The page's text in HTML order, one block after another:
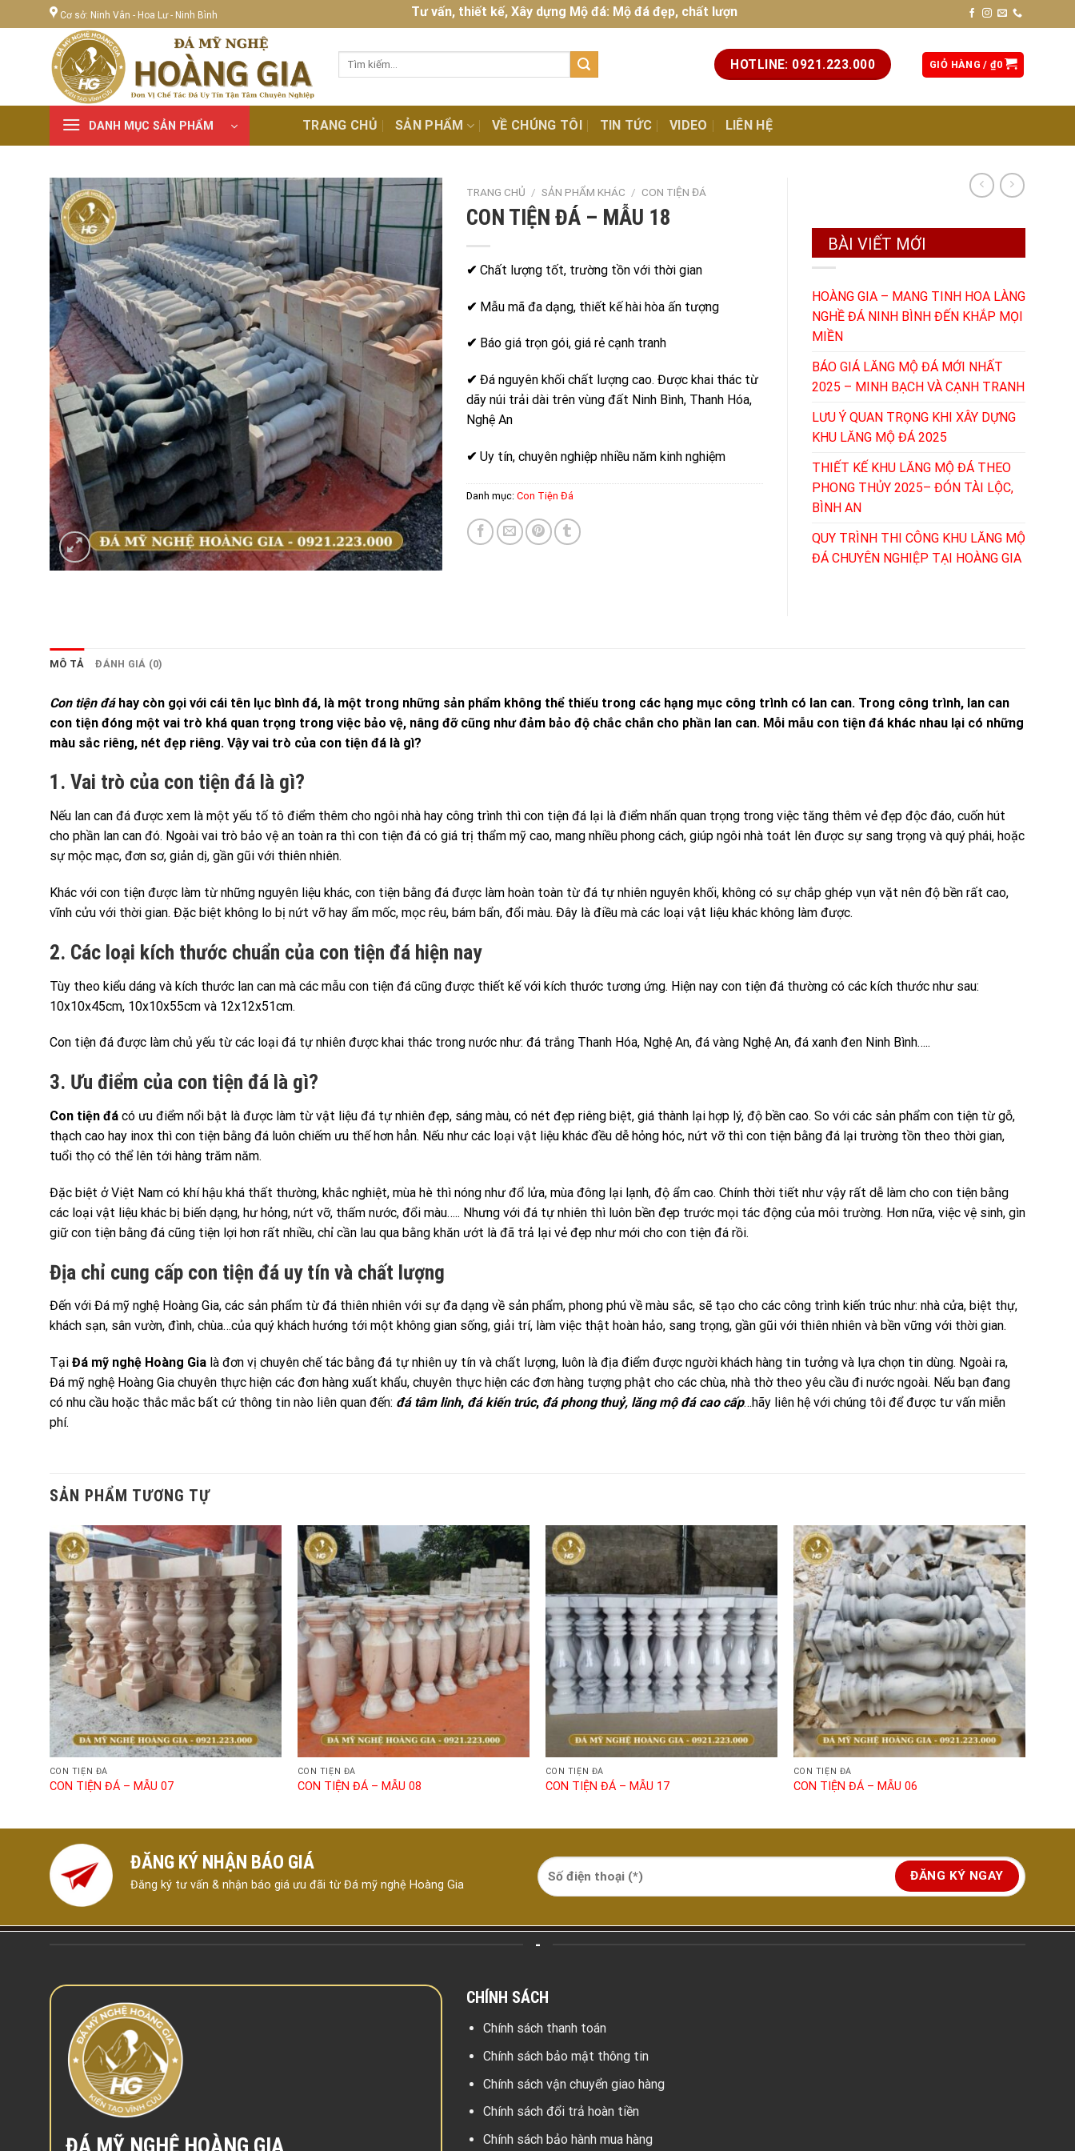
to
Cơ sở: Ninh Vân - Hoa Lư - Ninh Bình Tư vấn, thiết kế, Xây dựng Mộ đá: Mộ đá đẹp, chất lượng cao, chuẩn phong thủy. Liên hệ hotline: 0921.223.000 (để
Tìm
HOTLINE: 0921.223.000 GIỎ HÀNG /₫0
DANH MỤC SẢN PHẨM TRANG CHỦ SẢN PHẨM VỀ CHÚNG TÔI TIN TỨC VIDEO LIÊN HỆ
TRANG CHỦ / SẢN PHẨM KHÁC / CON TIỆN ĐÁ
CON TIỆN ĐÁ – MẪU 18
✔ Chất lượng tốt, trường tồn với thời gian
✔ Mẫu mã đa dạng, thiết kế hài hòa ấn tượng
✔ Báo giá trọn gói, giá rẻ cạnh tranh
✔ Đá nguyên khối chất lượng cao. Được khai thác từ
dãy núi trải dài trên vùng đất Ninh Bình, Thanh Hóa,
Nghệ An
✔ Uy tín, chuyên nghiệp nhiều năm kinh nghiệm
Danh mục: Con Tiện Đá
BÀI VIẾT MỚI
HOÀNG GIA – MANG TINH HOA LÀNG
NGHỀ ĐÁ NINH BÌNH ĐẾN KHẮP MỌI
MIỀN
BÁO GIÁ LĂNG MỘ ĐÁ MỚI NHẤT
2025 – MINH BẠCH VÀ CẠNH TRANH
LƯU Ý QUAN TRỌNG KHI XÂY DỰNG
KHU LĂNG MỘ ĐÁ 2025
THIẾT KẾ KHU LĂNG MỘ ĐÁ THEO
PHONG THỦY 2025– ĐÓN TÀI LỘC,
BÌNH AN
QUY TRÌNH THI CÔNG KHU LĂNG MỘ
ĐÁ CHUYÊN NGHIỆP TẠI HOÀNG GIA
MÔ TẢ ĐÁNH GIÁ (0)
Con tiện đáhay còn gọi với cái tên lục bình đá, là một trong những sản phẩm không thể thiếu trong các hạng mục công trình có lan can. Trong công trình, lan can
con tiện đóng một vai trò khá quan trọng trong việc bảo vệ, nâng đỡ cũng như đảm bảo độ chắc chắn cho phần lan can. Mỗi mẫu con tiện đá khác nhau lại có những
màu sắc riêng, nét đẹp riêng. Vậy vai trò của con tiện đá là gì?
1. Vai trò của con tiện đá là gì?
Nếu lan can đá được xem là một yếu tố tô điểm thêm cho ngôi nhà hay công trình thì con tiện đá lại là điểm nhấn quan trọng trong việc tăng thêm vẻ đẹp độc đáo, cuốn hút
cho phần lan can đó. Ngoài vai trò bảo vệ an toàn ra thì con tiện đá có giá trị thẩm mỹ cao, mang nhiều phong cách, giúp ngôi nhà toát lên được sự sang trọng và quý phái, hoặc
sự mộc mạc, đơn sơ, giản dị, gần gũi với thiên nhiên.
Khác với con tiện được làm từ những nguyên liệu khác, con tiện bằng đá được làm hoàn toàn từ đá tự nhiên nguyên khối, không có sự chắp ghép vụn vặt nên độ bền rất cao,
vĩnh cửu với thời gian. Đặc biệt không lo bị nứt vỡ hay ẩm mốc, mọc rêu, bám bẩn, đổi màu. Đây là điều mà các loại vật liệu khác không làm được.
2. Các loại kích thước chuẩn của con tiện đá hiện nay
Tùy theo kiểu dáng và kích thước lan can mà các mẫu con tiện đá cũng được thiết kế với kích thước tương ứng. Hiện nay con tiện đá thường có các kích thước như sau:
10x10x45cm, 10x10x55cm và 12x12x51cm.
Con tiện đá được làm chủ yếu từ các loại đá tự nhiên được khai thác trong nước như: đá trắng Thanh Hóa, Nghệ An, đá vàng Nghệ An, đá xanh đen Ninh Bình…..
3. Ưu điểm của con tiện đá là gì?
Con tiện đá có ưu điểm nổi bật là được làm từ vật liệu đá tự nhiên đẹp, sáng màu, có nét đẹp riêng biệt, giá thành lại hợp lý, độ bền cao. So với các sản phẩm con tiện từ gỗ,
thạch cao hay inox thì con tiện bằng đá luôn chiếm ưu thế hơn hẳn. Nếu như các loại vật liệu khác đều dễ hỏng hóc, nứt vỡ thì con tiện bằng đá lại trường tồn theo thời gian,
tuổi thọ có thể lên tới hàng trăm năm.
Đặc biệt ở Việt Nam có khí hậu khá thất thường, khắc nghiệt, mùa hè thì nóng như đổ lửa, mùa đông lại lạnh, độ ẩm cao. Chính thời tiết như vậy rất dễ làm cho con tiện bằng
các loại vật liệu khác bị biến dạng, hư hỏng, nứt vỡ, thấm nước, đổi màu….. Nhưng với đá tự nhiên thì luôn bền đẹp trước mọi tác động của môi trường. Hơn nữa, việc vệ sinh, gìn
giữ con tiện bằng đá cũng tiện lợi hơn rất nhiều, chỉ cần lau qua bằng khăn ướt là đã trả lại vẻ đẹp như mới cho con tiện đá rồi.
Địa chỉ cung cấp con tiện đá uy tín và chất lượng
Đến với Đá mỹ nghệ Hoàng Gia, các sản phẩm từ đá thiên nhiên với sự đa dạng về sản phẩm, phong phú về màu sắc, sẽ tạo cho các công trình kiến trúc như: nhà cửa, biệt thự,
khách sạn, sân vườn, đình, chùa…của quý khách hướng tới một không gian sống, giải trí, làm việc thật hoàn hảo, sang trọng, gần gũi với thiên nhiên và bền vững với thời gian.
Tại Đá mỹ nghệ Hoàng Gia là đơn vị chuyên chế tác bằng đá tự nhiên uy tín và chất lượng, luôn là địa điểm được người khách hàng tin tưởng và lựa chọn tin dùng. Ngoài ra,
Đá mỹ nghệ Hoàng Gia chuyên thực hiện các đơn hàng xuất khẩu, chuyên thực hiện các đơn hàng tượng phật cho các chùa, nhà thờ theo yêu cầu đi nước ngoài. Nếu bạn đang
có nhu cầu hoặc thắc mắc bất cứ thông tin nào liên quan đến: đá tâm linh, đá kiến trúc, đá phong thuỷ, lăng mộ đá cao cấp…hãy liên hệ với chúng tôi để được tư vấn miễn
phí.
SẢN PHẨM TƯƠNG TỰ
CON TIỆN ĐÁ
CON TIỆN ĐÁ – MẪU 07
CON TIỆN ĐÁ
CON TIỆN ĐÁ – MẪU 08
CON TIỆN ĐÁ
CON TIỆN ĐÁ – MẪU 17
CON TIỆN ĐÁ
CON TIỆN ĐÁ – MẪU 06
ĐĂNG KÝ NHẬN BÁO GIÁ
Đăng ký tư vấn & nhận báo giá ưu đãi từ Đá mỹ nghệ Hoàng Gia
-
CHÍNH SÁCH
Chính sách thanh toán
Chính sách bảo mật thông tin
Chính sách vận chuyển giao hàng
Chính sách đổi trả hoàn tiền
Chính sách bảo hành mua hàng